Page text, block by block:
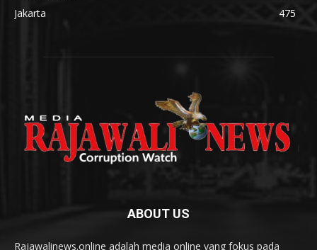
Jakarta
475
ABOUT US
Rajawalinews.online adalah media online yang fokus pada